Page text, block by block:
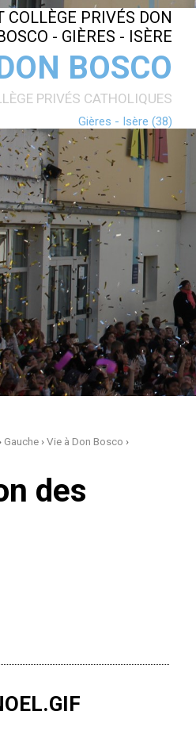
BOSCO
PRIVÉS CATHOLIQUES
Gières - Isère (38)
› Gauche ›Vie à Don Bosco ›
des